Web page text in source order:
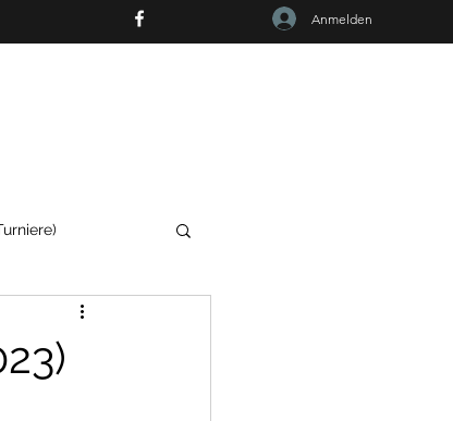
Anmelden